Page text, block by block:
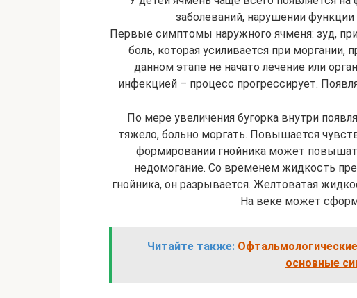
заболеваний, нарушении
Первые симптомы наружного ячменя: зуд,
боль, которая усиливается при моргании,
данном этапе не начато лечение или
инфекцией – процесс прогрессирует.
По мере увеличения бугорка внутри
тяжело, больно моргать. Повышается
формировании гнойника может
недомогание. Со временем жидкость
гнойника, он разрывается. Желтоватая
На веке может
Читайте также:
основные